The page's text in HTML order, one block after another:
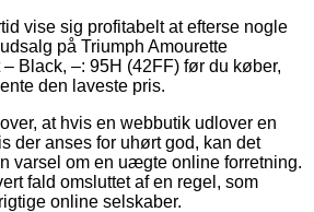
vise sig profitabelt at efterse nogle
på Triumph Amourette
Black, –: 95H (42FF) før du køber,
den laveste pris.
at hvis en webbutik udlover en
der anses for uhørt god, kan det
varsel om en uægte online forretning.
fald omsluttet af en regel, som
online selskaber.